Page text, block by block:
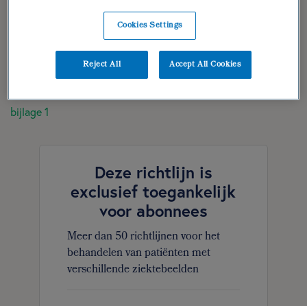
diëtistische gegevens
verantwoording
bijlage 1
Deze richtlijn is
exclusief toegankelijk
voor abonnees
Meer dan 50 richtlijnen voor het
behandelen van patiënten met
verschillende ziektebeelden
Cookies Settings
Reject All Accept All Cookies